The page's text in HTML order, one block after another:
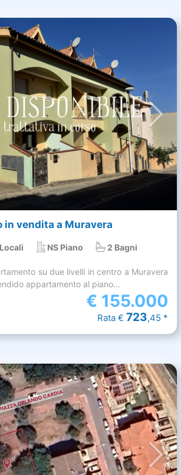
in vendita a Muravera
NS Piano 2 Bagni
su due livelli in centro a Muravera
appartamento al piano...
€ 155.000
Rata € 723,45 *